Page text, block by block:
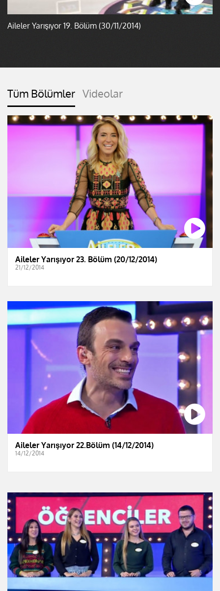
Aileler Yarışıyor 19. Bölüm (30/11/2014)
Tüm Bölümler Videolar
Aileler Yarışıyor 23. Bölüm (20/12/2014)
21/12/2014
Aileler Yarışıyor 22.Bölüm (14/12/2014)
14/12/2014